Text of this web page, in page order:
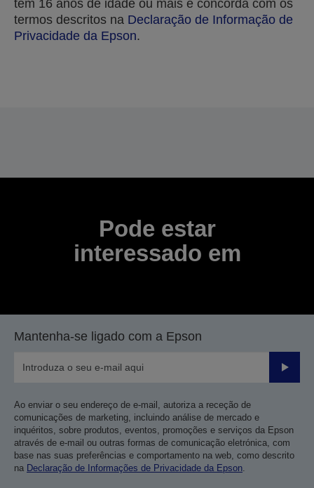
tem 16 anos de idade ou mais e concorda com os
termos descritos na Declaração de Informação de
Privacidade da Epson.
Pode estar
interessado em
Mantenha-se ligado com a Epson
Enviar
Ao enviar o seu endereço de e-mail, autoriza a receção de
comunicações de marketing, incluindo análise de mercado e
inquéritos, sobre produtos, eventos, promoções e serviços da Epson
através de e-mail ou outras formas de comunicação eletrónica, com
base nas suas preferências e comportamento na web, como descrito
na Declaração de Informações de Privacidade da Epson.